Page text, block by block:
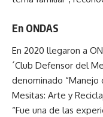
En ONDAS
En 2020 llegaron a
´Club Defensor del
denominado “Manejo
Mesitas: Arte y
“Fue una de las